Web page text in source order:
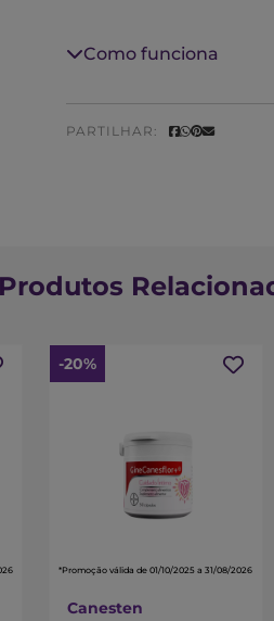
-Ajuda a manter o seu
O Lit-Control pH Down
Como funciona
PARTILHAR:
Produtos
-20%
*Promoção válida de 01/10/2025 a 31/08/2026
Canesten